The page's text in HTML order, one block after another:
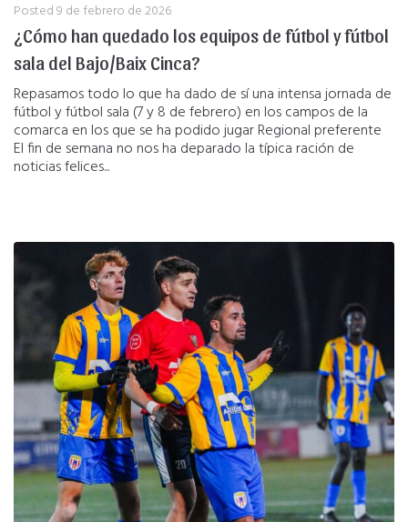
Posted9 de febrero de 2026
¿Cómo han quedado los equipos de fútbol y fútbol
sala del Bajo/Baix Cinca?
Repasamos todo lo que ha dado de sí una intensa jornada de
fútbol y fútbol sala (7 y 8 de febrero) en los campos de la
comarca en los que se ha podido jugar Regional preferente
El fin de semana no nos ha deparado la típica ración de
noticias felices...